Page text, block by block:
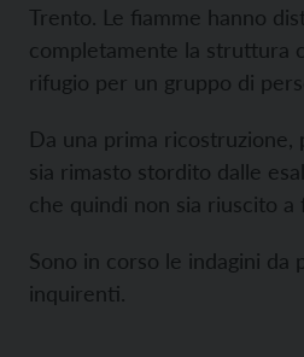
Trento. Le fiamme hanno
completamente la struttura
rifugio per un gruppo di
Da una prima ricostruzione,
sia rimasto stordito dalle
che quindi non sia riuscito a
Sono in corso le indagini da
inquirenti.